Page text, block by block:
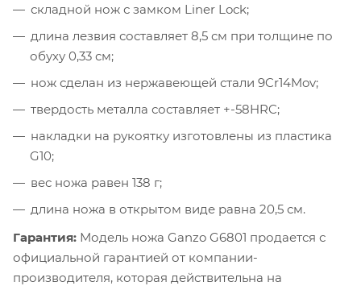
складной нож с замком Liner Lock;
длина лезвия составляет 8,5 см при толщине по
обуху 0,33 см;
нож сделан из нержавеющей стали 9Cr14Mov;
твердость металла составляет +-58HRC;
накладки на рукоятку изготовлены из пластика
G10;
вес ножа равен 138 г;
длина ножа в открытом виде равна 20,5 см.
Гарантия: Модель ножа Ganzo G6801 продается с
официальной гарантией от компании-
производителя, которая действительна на